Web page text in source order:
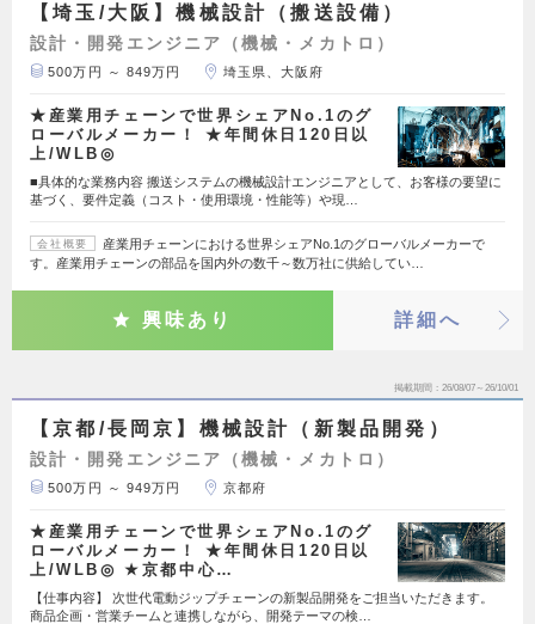
【埼玉/大阪】機械設計（搬送設備）
設計・開発エンジニア（機械・メカトロ）
500万円 ～ 849万円 埼玉県、大阪府
★産業用チェーンで世界シェアNo.1のグ
ローバルメーカー！ ★年間休日120日以
上/WLB◎
■具体的な業務内容 搬送システムの機械設計エンジニアとして、お客様の要望に
基づく、要件定義（コスト・使用環境・性能等）や現…
会社概要
産業用チェーンにおける世界シェアNo.1のグローバルメーカーで
す。産業用チェーンの部品を国内外の数千～数万社に供給してい…
興味あり 詳細へ
掲載期間 26/08/07～26/10/01
【京都/長岡京】機械設計（新製品開発）
設計・開発エンジニア（機械・メカトロ）
500万円 ～ 949万円 京都府
★産業用チェーンで世界シェアNo.1のグ
ローバルメーカー！ ★年間休日120日以
上/WLB◎ ★京都中心…
【仕事内容】 次世代電動ジップチェーンの新製品開発をご担当いただきます。
商品企画・営業チームと連携しながら、開発テーマの検…